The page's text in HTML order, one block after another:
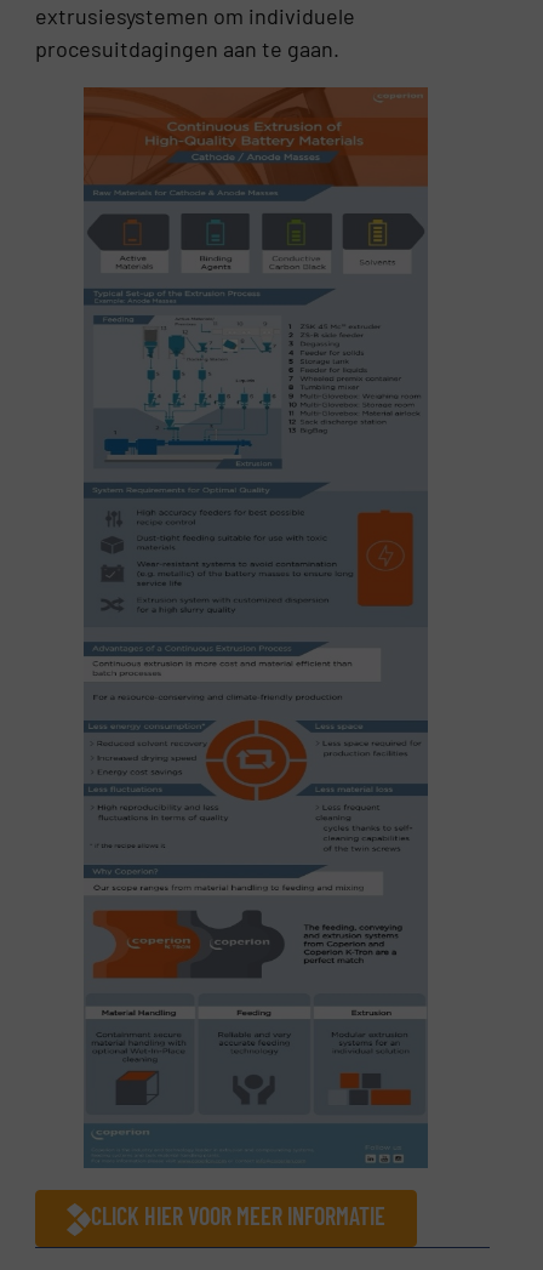
extrusiesystemen om individuele
procesuitdagingen aan te gaan.
CLICK HIER VOOR MEER INFORMATIE